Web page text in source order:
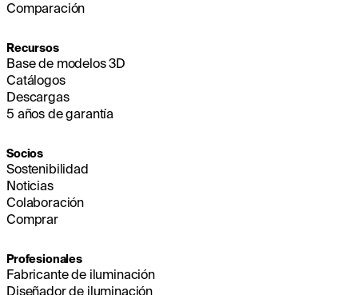
Comparación
Recursos
Base de modelos 3D
Catálogos
Descargas
5 años de garantía
Socios
Sostenibilidad
Noticias
Colaboración
Comprar
Profesionales
Fabricante de iluminación
Diseñador de iluminación